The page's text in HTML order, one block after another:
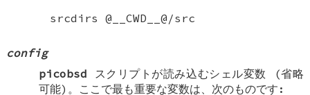
srcdirs @__CWD__@/src
config
picobsd スクリプトが読み込むシェル変数 (省略
可能)。ここで最も重要な変数は、次のものです: